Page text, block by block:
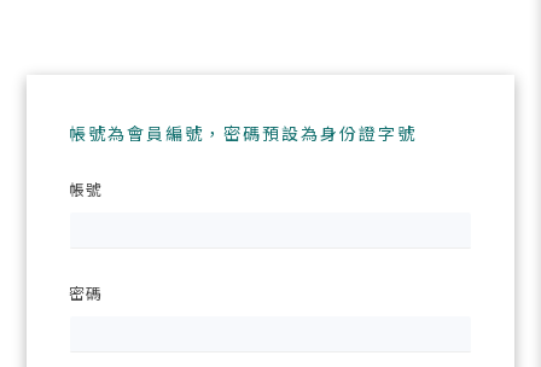
帳號為會員編號，密碼預設為身份證字號
帳號
密碼